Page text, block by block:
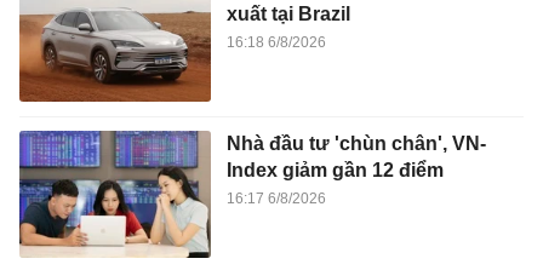
xuất tại Brazil
16:18 6/8/2026
Nhà đầu tư 'chùn chân', VN-
Index giảm gần 12 điểm
16:17 6/8/2026